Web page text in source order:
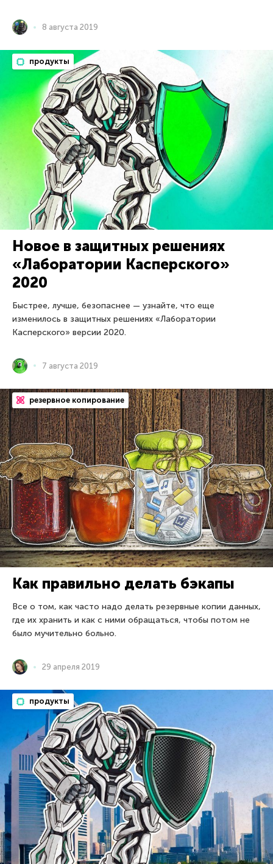
8 августа 2019
продукты
Новое в защитных решениях
«Лаборатории Касперского»
2020
Быстрее, лучше, безопаснее — узнайте, что еще
изменилось в защитных решениях «Лаборатории
Касперского» версии 2020.
7 августа 2019
резервное копирование
Как правильно делать бэкапы
Все о том, как часто надо делать резервные копии данных,
где их хранить и как с ними обращаться, чтобы потом не
было мучительно больно.
29 апреля 2019
продукты